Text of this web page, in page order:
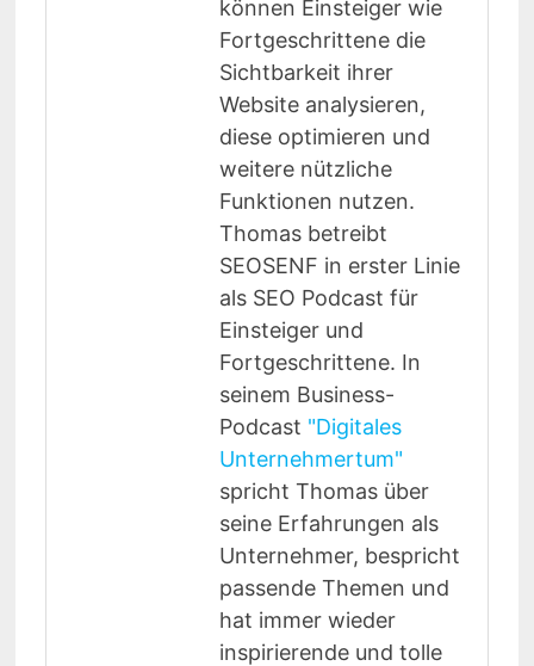
können Einsteiger wie
Fortgeschrittene die
Sichtbarkeit ihrer
Website analysieren,
diese optimieren und
weitere nützliche
Funktionen nutzen.
Thomas betreibt
SEOSENF in erster Linie
als SEO Podcast für
Einsteiger und
Fortgeschrittene. In
seinem Business-
Podcast "Digitales
Unternehmertum"
spricht Thomas über
seine Erfahrungen als
Unternehmer, bespricht
passende Themen und
hat immer wieder
inspirierende und tolle